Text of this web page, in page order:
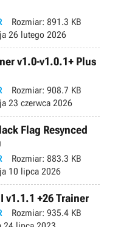
Rozmiar: 891.3 KB
26 lutego 2026
v1.0-v1.0.1+ Plus
Rozmiar: 908.7 KB
23 czerwca 2026
Flag Resynced
Rozmiar: 883.3 KB
10 lipca 2026
v1.1.1 +26 Trainer
Rozmiar: 935.4 KB